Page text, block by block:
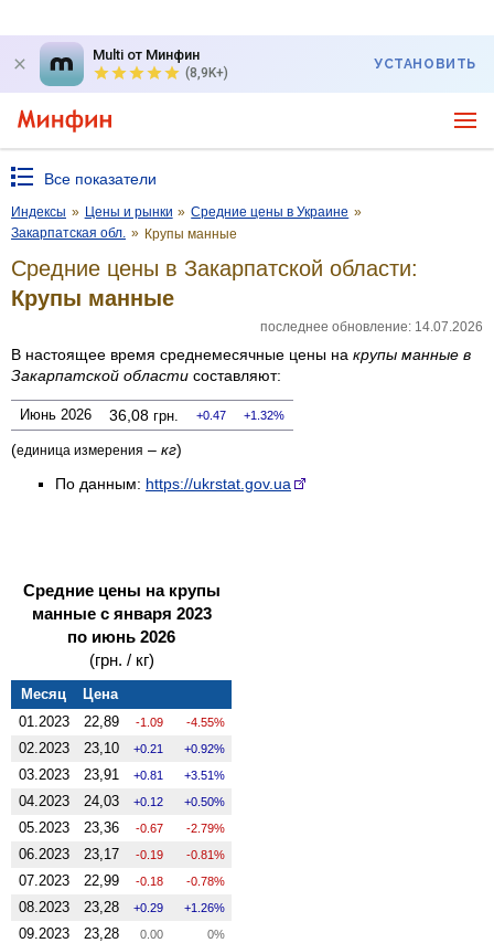
Multi от Минфин
(8,9K+)
УСТАНОВИТЬ
Все показатели
Индексы » Цены и рынки » Средние цены в Украине »
Закарпатская обл. » Крупы манные
Средние цены в Закарпатской области:
Крупы манные
последнее обновление: 14.07.2026
В настоящее время среднемесячные цены на крупы манные в
Закарпатской области составляют:
Июнь 2026 36,08 грн. 0.47 1.32%
(единица измерения – кг)
По данным: https://ukrstat.gov.ua
Средние цены на крупы
манные с января 2023
по июнь 2026
(грн. / кг)
Месяц
Цена
01.2023
22,89 -1.09 -4.55%
02.2023 23,10 0.21 0.92%
03.2023 23,91 0.81 3.51%
04.2023 24,03 0.12 0.50%
05.2023 23,36 -0.67 -2.79%
06.2023 23,17 -0.19 -0.81%
07.2023 22,99 -0.18 -0.78%
08.2023 23,28 0.29 1.26%
09.2023 23,28 0.00 0%